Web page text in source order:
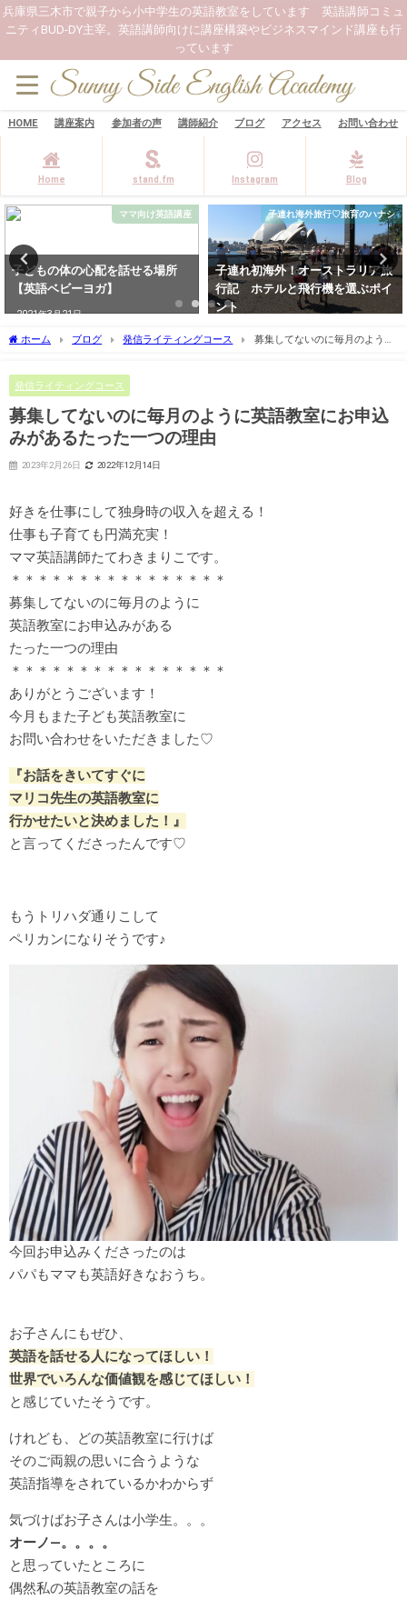
兵庫県三木市で親子から小中学生の英語教室をしています 英語講師コミュ
ニティBUD-DY主宰。英語講師向けに講座構築やビジネスマインド講座も行
っています
HOME 講座案内 参加者の声 講師紹介 ブログ アクセス お問い合わせ
Home stand.fm Instagram Blog
子連れ海外旅行♡旅育のハナシ
子連れ初海外！オーストラリア旅
行記 ホテルと飛行機を選ぶポイ
ント
ママ向け英語講座
【我が子のトイトレ】長女が1歳2
か月でパンツ娘になった話
2022年5月17日
ホーム ブログ 発信ライティングコース
募集してないのに毎月のように
発信ライティングコース
募集してないのに毎月のように英語教室にお申込
みがあるたった一つの理由
2023年2月26日 2022年12月14日
好きを仕事にして独身時の収入を超える！
仕事も子育ても円満充実！
ママ英語講師たてわきまりこです。
＊＊＊＊＊＊＊＊＊＊＊＊＊＊＊＊
募集してないのに毎月のように
英語教室にお申込みがある
たった一つの理由
＊＊＊＊＊＊＊＊＊＊＊＊＊＊＊＊
ありがとうございます！
今月もまた子ども英語教室に
お問い合わせをいただきました♡
『お話をきいてすぐに
マリコ先生の英語教室に
行かせたいと決めました！』
と言ってくださったんです♡
もうトリハダ通りこして
ペリカンになりそうです♪
今回お申込みくださったのは
パパもママも英語好きなおうち。
お子さんにもぜひ、
英語を話せる人になってほしい！
世界でいろんな価値観を感じてほしい！
と感じていたそうです。
けれども、どの英語教室に行けば
そのご両親の思いに合うような
英語指導をされているかわからず
気づけばお子さんは小学生。。。
オーノ―。。。。
と思っていたところに
偶然私の英語教室の話を